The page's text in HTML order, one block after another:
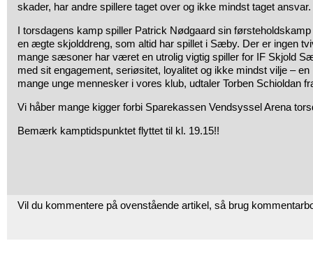
skader, har andre spillere taget over og ikke mindst taget ansvar.
I torsdagens kamp spiller Patrick Nødgaard sin
en ægte skjolddreng, som altid har spillet i Sæby. Der er ingen
mange sæsoner har været en utrolig vigtig spiller for IF Skjold
med sit engagement, seriøsitet, loyalitet og ikke mindst vilje – en
mange unge mennesker i vores klub, udtaler Torben Schioldan
Vi håber mange kigger forbi Sparekassen Vendsyssel Arena
Bemærk kamptidspunktet flyttet til kl. 19.15!!
Vil du kommentere på ovenstående artikel, så brug